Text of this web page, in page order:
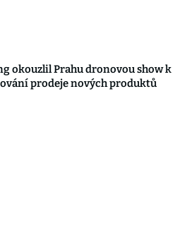
okouzlil Prahu dronovou show k
prodeje nových produktů